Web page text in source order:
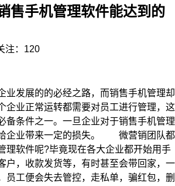
售手机管理软件能达到的
注：120
发展的的必经之路，而销售手机管理却
企业正常运转都需要对员工进行管理，这
备条件之一。一旦企业对于销售手机管理
企业带来一定的损失。 微营销团队都
理软件呢?毕竟现在各大企业都开始用手
户，收款发货等，有时甚至会带回家，一
员工便会失去管控，走私单，骗红包，删